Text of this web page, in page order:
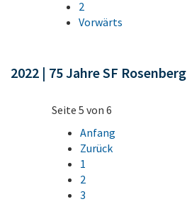
2
Vorwärts
2022 | 75 Jahre SF Rosenberg
Seite 5 von 6
Anfang
Zurück
1
2
3